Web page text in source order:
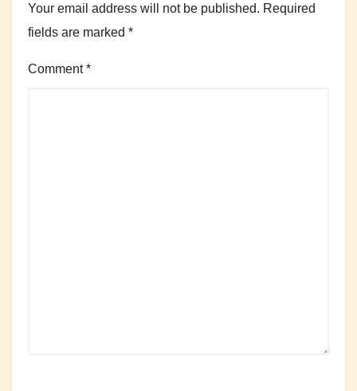
Your email address will not be published. Required
fields are marked *
Comment*